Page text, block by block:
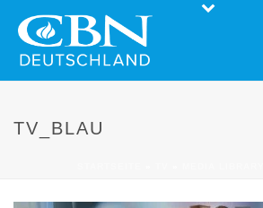
TV_BLAU